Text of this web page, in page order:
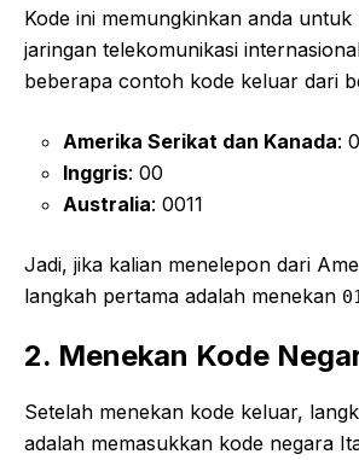
Kode ini memungkinkan anda untuk
jaringan telekomunikasi
beberapa contoh kode keluar dari
Amerika Serikat dan Kanada:
Inggris: 00
Australia: 0011
Jadi, jika kalian menelepon dari
langkah pertama adalah menekan
2. Menekan Kode
Setelah menekan kode keluar,
adalah memasukkan kode negara